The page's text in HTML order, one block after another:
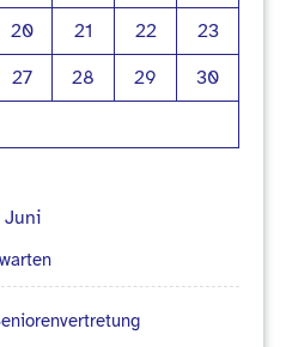
20 21 22
23
27 28 29
30
Juni